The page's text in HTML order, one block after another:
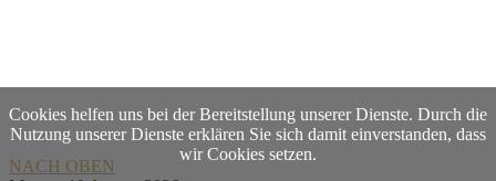
NACH OBEN
Cookies helfen uns bei der Bereitstellung unserer Dienste. Durch die
Nutzung unserer Dienste erklären Sie sich damit einverstanden, dass
wir Cookies setzen.